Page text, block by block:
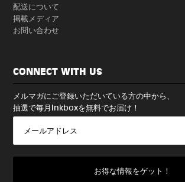
配送について
掲載メディア
お問い合わせ
CONNECT WITH US
メルマガにご登録いただいている方の中から、
抽選で毎月Inkboxを無料でお届け！